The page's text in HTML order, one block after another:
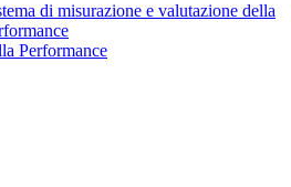
di misurazione e valutazione della
Performance